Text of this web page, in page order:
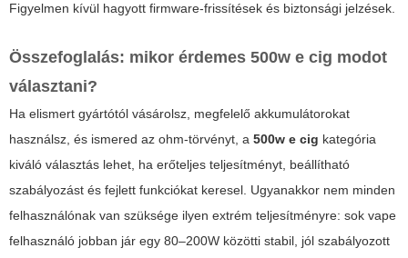
Figyelmen kívül hagyott firmware-frissítések és biztonsági jelzések.
Összefoglalás: mikor érdemes 500w e cig modot
választani?
Ha elismert gyártótól vásárolsz, megfelelő akkumulátorokat
használsz, és ismered az ohm-törvényt, a 500w e cig kategória
kiváló választás lehet, ha erőteljes teljesítményt, beállítható
szabályozást és fejlett funkciókat keresel. Ugyanakkor nem minden
felhasználónak van szüksége ilyen extrém teljesítményre: sok vape
felhasználó jobban jár egy 80–200W közötti stabil, jól szabályozott